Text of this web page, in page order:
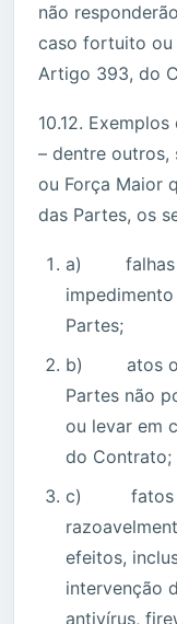
não
caso fortuito ou
Artigo 393, do
10.12.
– dentre outros,
ou Força Maior
das Partes, os
a) falhas
Partes;
b) atos ou
Partes não
ou levar em
do Contrato;
c) fatos
efeitos,
intervenção
antivírus,